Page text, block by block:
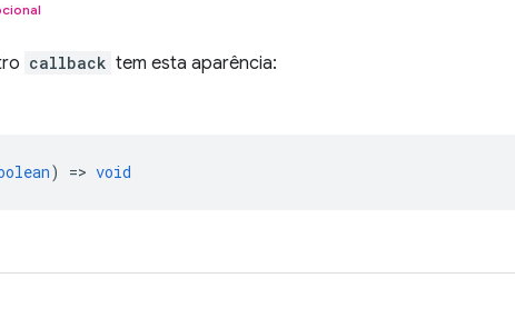
callback tem esta aparência:
) => void